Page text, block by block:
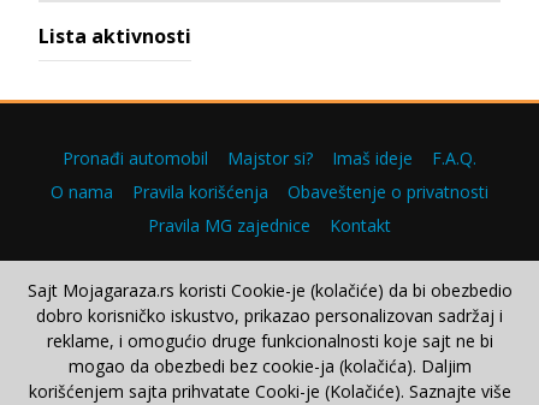
Lista aktivnosti
Pronađi automobil Majstor si? Imaš ideje
F.A.Q.
O nama
Pravila korišćenja
Obaveštenje o privatnosti
Pravila MG zajednice
Kontakt
Copyright © 2000–2026.
Sajt Mojagaraza.rs koristi Cookie-je (kolačiće) da bi obezbedio
dobro korisničko iskustvo, prikazao personalizovan sadržaj i
reklame, i omogućio druge funkcionalnosti koje sajt ne bi
mogao da obezbedi bez cookie-ja (kolačića). Daljim
korišćenjem sajta prihvatate Cooki-je (Kolačiće). Saznajte više